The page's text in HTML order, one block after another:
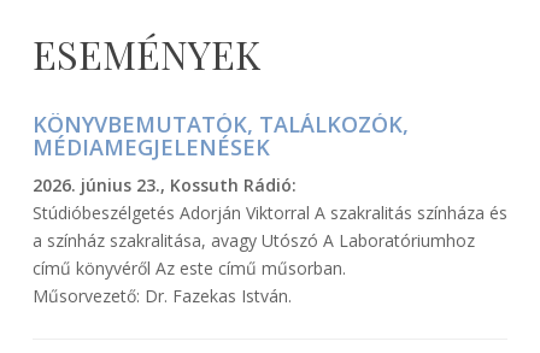
ESEMÉNYEK
06-
27
KÖNYVBEMUTATÓK, TALÁLKOZÓK,
MÉDIAMEGJELENÉSEK
2026. június 23., Kossuth Rádió:
Stúdióbeszélgetés Adorján Viktorral A szakralitás színháza és
a színház szakralitása, avagy Utószó A Laboratóriumhoz
című könyvéről Az este című műsorban.
Műsorvezető: Dr. Fazekas István.